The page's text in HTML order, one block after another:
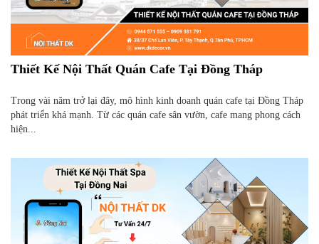
Thiết Kế Nội Thất Quán Cafe Tại Đồng Tháp
Trong vài năm trở lại đây, mô hình kinh doanh quán cafe tại Đồng Tháp
phát triển khá mạnh. Từ các quán cafe sân vườn, cafe mang phong cách
hiện...